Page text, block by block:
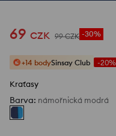
69 CZK 99 CZK -30%
+14 bodySinsay Club -20%
Kraťasy
Barva: námořnická modrá